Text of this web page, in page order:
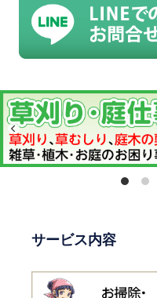
サービス内容